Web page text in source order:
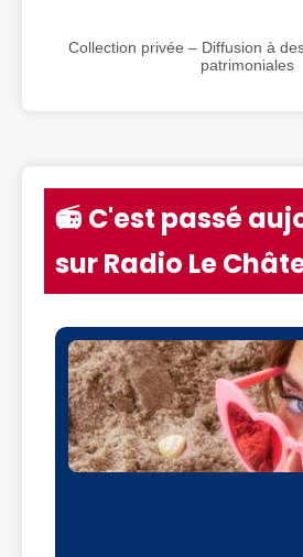
Collection privée – Diffusion à
patrimoniales
📻 C'est passé
sur Radio Le